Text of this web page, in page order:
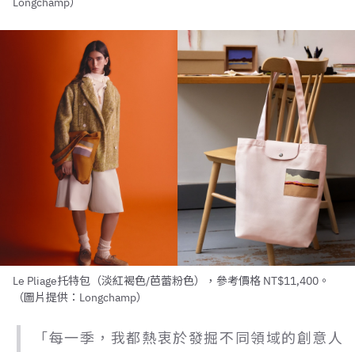
Le Pliage托特包（淡紅褐色/芭蕾粉色），參考價格 NT$11,400。
（圖片提供：Longchamp）
「每一季，我都熱衷於發掘不同領域的創意人